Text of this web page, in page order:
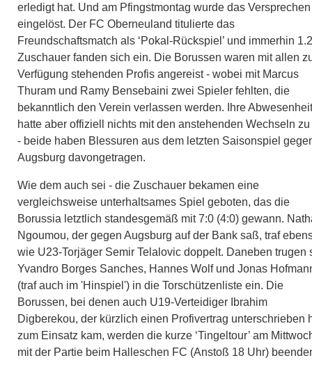
erledigt hat. Und am Pfingstmontag wurde das Versprechen
eingelöst. Der FC Oberneuland titulierte das
Freundschaftsmatch als ‘Pokal-Rückspiel’ und immerhin
Zuschauer fanden sich ein. Die Borussen waren mit allen
Verfügung stehenden Profis angereist - wobei mit Marcus
Thuram und Ramy Bensebaini zwei Spieler fehlten, die
bekanntlich den Verein verlassen werden. Ihre Abwesenheit
hatte aber offiziell nichts mit den anstehenden Wechseln zu
- beide haben Blessuren aus dem letzten Saisonspiel
Augsburg davongetragen.
Wie dem auch sei - die Zuschauer bekamen eine
vergleichsweise unterhaltsames Spiel geboten, das die
Borussia letztlich standesgemäß mit 7:0 (4:0) gewann.
Ngoumou, der gegen Augsburg auf der Bank saß, traf
wie U23-Torjäger Semir Telalovic doppelt. Daneben trugen
Yvandro Borges Sanches, Hannes Wolf und Jonas
(traf auch im 'Hinspiel') in die Torschützenliste ein. Die
Borussen, bei denen auch U19-Verteidiger Ibrahim
Digberekou, der kürzlich einen Profivertrag unterschrieben
zum Einsatz kam, werden die kurze ‘Tingeltour’ am
mit der Partie beim Halleschen FC (Anstoß 18 Uhr)